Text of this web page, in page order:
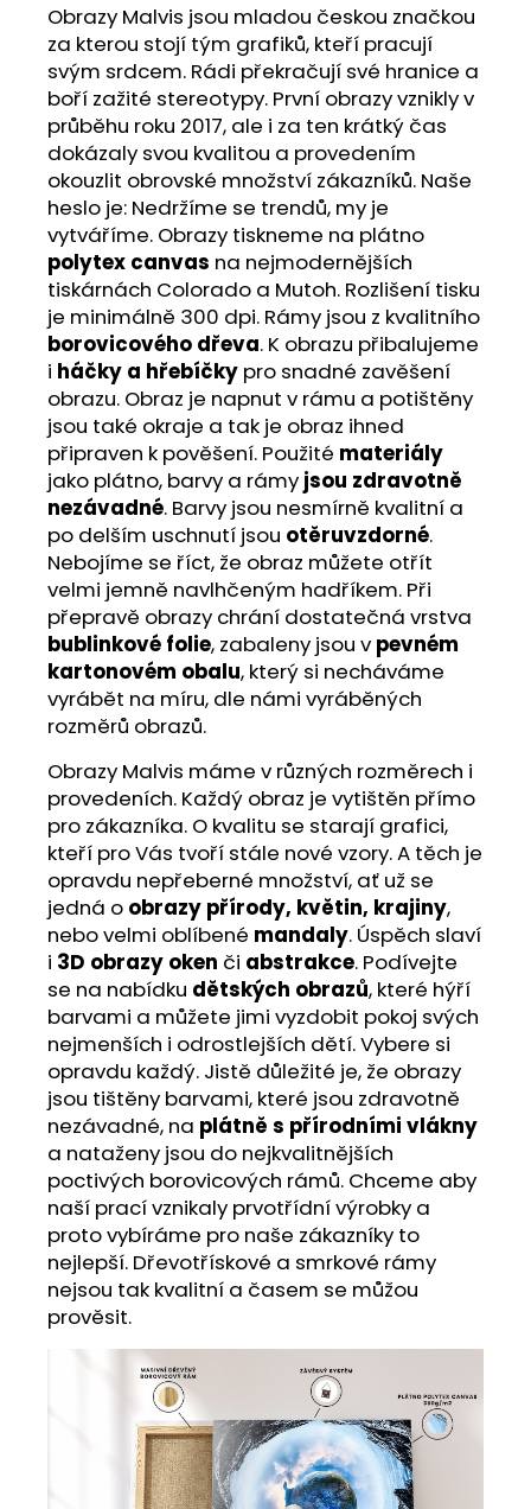
Obrazy Malvis jsou mladou českou značkou
za kterou stojí tým grafiků, kteří pracují
svým srdcem. Rádi překračují své hranice a
boří zažité stereotypy. První obrazy vznikly v
průběhu roku 2017, ale i za ten krátký čas
dokázaly svou kvalitou a provedením
okouzlit obrovské množství zákazníků. Naše
heslo je: Nedržíme se trendů, my je
vytváříme. Obrazy tiskneme na plátno
polytex canvas na nejmodernějších
tiskárnách Colorado a Mutoh. Rozlišení tisku
je minimálně 300 dpi. Rámy jsou z kvalitního
borovicového dřeva. K obrazu přibalujeme
i háčky a hřebíčky pro snadné zavěšení
obrazu. Obraz je napnut v rámu a potištěny
jsou také okraje a tak je obraz ihned
připraven k pověšení. Použité materiály
jako plátno, barvy a rámy jsou zdravotně
nezávadné. Barvy jsou nesmírně kvalitní a
po delším uschnutí jsou otěruvzdorné.
Nebojíme se říct, že obraz můžete otřít
velmi jemně navlhčeným hadříkem. Při
přepravě obrazy chrání dostatečná vrstva
bublinkové folie, zabaleny jsou v pevném
kartonovém obalu, který si necháváme
vyrábět na míru, dle námi vyráběných
rozměrů obrazů.
Obrazy Malvis máme v různých rozměrech i
provedeních. Každý obraz je vytištěn přímo
pro zákazníka. O kvalitu se starají grafici,
kteří pro Vás tvoří stále nové vzory. A těch je
opravdu nepřeberné množství, ať už se
jedná o obrazy přírody, květin, krajiny,
nebo velmi oblíbené mandaly. Úspěch slaví
i 3D obrazy oken či abstrakce. Podívejte
se na nabídku dětských obrazů, které hýří
barvami a můžete jimi vyzdobit pokoj svých
nejmenších i odrostlejších dětí. Vybere si
opravdu každý. Jistě důležité je, že obrazy
jsou tištěny barvami, které jsou zdravotně
nezávadné, na plátně s přírodními vlákny
a nataženy jsou do nejkvalitnějších
poctivých borovicových rámů. Chceme aby
naší prací vznikaly prvotřídní výrobky a
proto vybíráme pro naše zákazníky to
nejlepší. Dřevotřískové a smrkové rámy
nejsou tak kvalitní a časem se můžou
prověsit.